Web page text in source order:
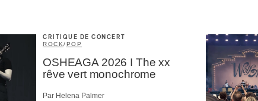
CRITIQUE DE CONCERT
ROCK/POP
OSHEAGA 2026 I The xx
rêve vert monochrome
Par Helena Palmer